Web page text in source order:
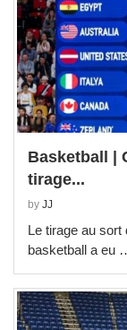
Basketball |
tirage...
by JJ
Le tirage au sort
basketball a eu